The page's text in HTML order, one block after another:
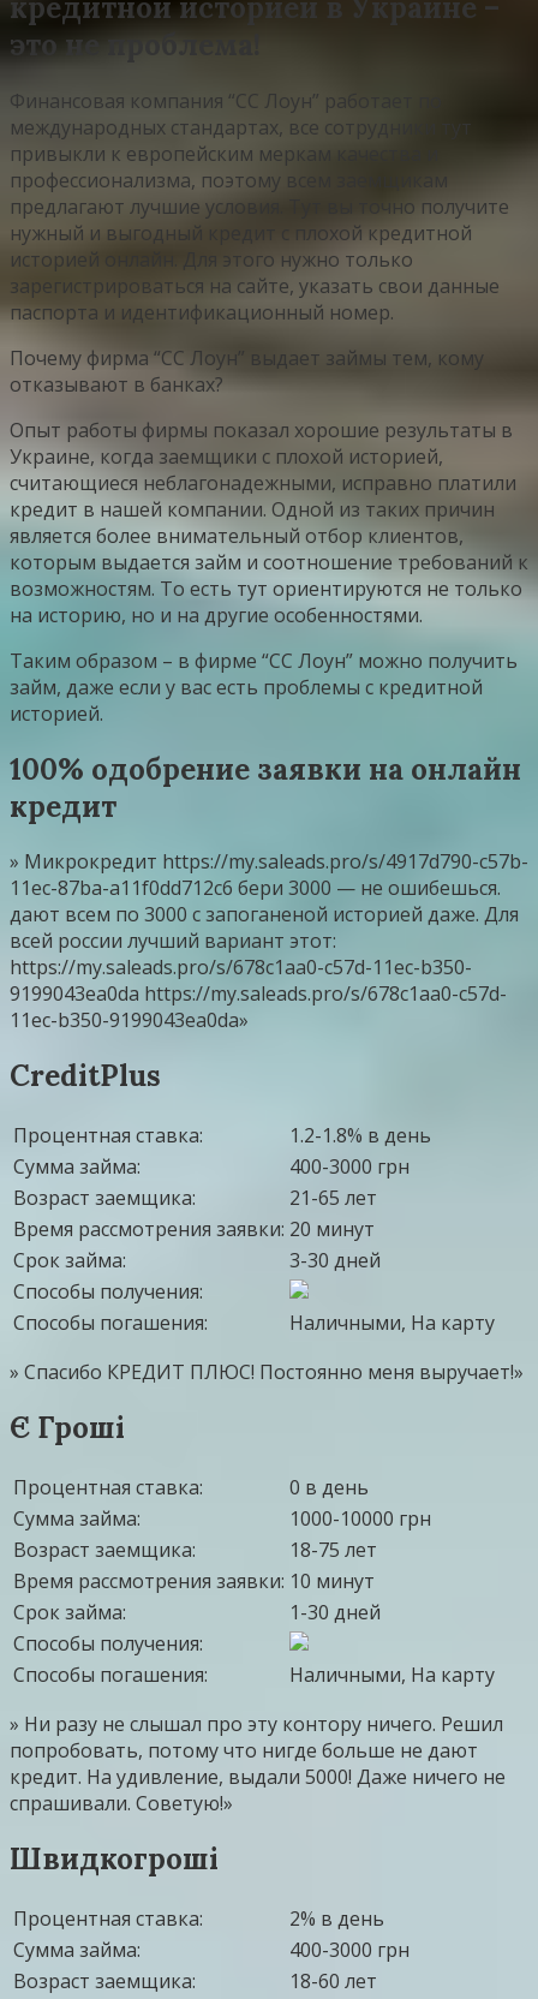
кредитной историей в Украине –
это не проблема!
Финансовая компания “СС Лоун” работает по
международных стандартах, все сотрудники тут
привыкли к европейским меркам качества и
профессионализма, поэтому всем заемщикам
предлагают лучшие условия. Тут вы точно получите
нужный и выгодный кредит с плохой кредитной
историей онлайн. Для этого нужно только
зарегистрироваться на сайте, указать свои данные
паспорта и идентификационный номер.
Почему фирма “СС Лоун” выдает займы тем, кому
отказывают в банках?
Опыт работы фирмы показал хорошие результаты в
Украине, когда заемщики с плохой историей,
считающиеся неблагонадежными, исправно платили
кредит в нашей компании. Одной из таких причин
является более внимательный отбор клиентов,
которым выдается займ и соотношение требований к
возможностям. То есть тут ориентируются не только
на историю, но и на другие особенностями.
Таким образом – в фирме “СС Лоун” можно получить
займ, даже если у вас есть проблемы с кредитной
историей.
100% одобрение заявки на онлайн
кредит
» Микрокредит https://my.saleads.pro/s/4917d790-c57b-
11ec-87ba-a11f0dd712c6 бери 3000 — не ошибешься.
дают всем по 3000 с запоганеной историей даже. Для
всей россии лучший вариант этот:
https://my.saleads.pro/s/678c1aa0-c57d-11ec-b350-
9199043ea0da https://my.saleads.pro/s/678c1aa0-c57d-
11ec-b350-9199043ea0da»
CreditPlus
Процентная ставка:
1.2-1.8% в день
Сумма займа:
400-3000 грн
Возраст заемщика:
21-65 лет
Время рассмотрения заявки: 20 минут
Срок займа:
3-30 дней
Способы получения:
Способы погашения:
Наличными, На карту
» Спасибо КРЕДИТ ПЛЮС! Постоянно меня выручает!»
Є Гроші
Процентная ставка:
0 в день
Сумма займа:
1000-10000 грн
Возраст заемщика:
18-75 лет
Время рассмотрения заявки: 10 минут
Срок займа:
1-30 дней
Способы получения:
Способы погашения:
Наличными, На карту
» Ни разу не слышал про эту контору ничего. Решил
попробовать, потому что нигде больше не дают
кредит. На удивление, выдали 5000! Даже ничего не
спрашивали. Советую!»
Швидкогроші
Процентная ставка:
2% в день
Сумма займа:
400-3000 грн
Возраст заемщика:
18-60 лет